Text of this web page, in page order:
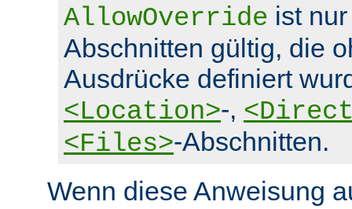
AllowOverride ist
Abschnitten gültig, die
Ausdrücke definiert
<Location>-,
<Files>-Abschnitten.
Wenn diese Anweisung